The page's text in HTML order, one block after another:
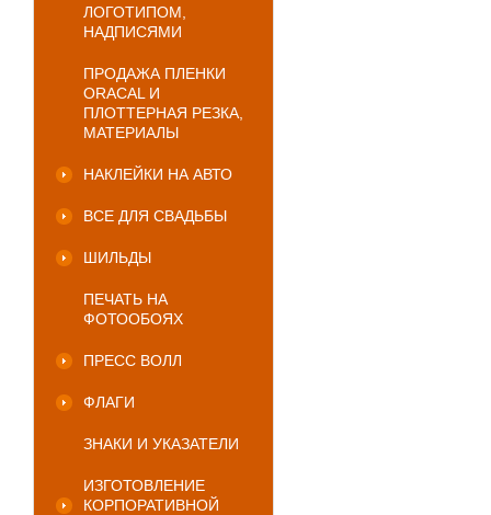
ЛОГОТИПОМ,
НАДПИСЯМИ
ПРОДАЖА ПЛЕНКИ
ORACAL И
ПЛОТТЕРНАЯ РЕЗКА,
МАТЕРИАЛЫ
НАКЛЕЙКИ НА АВТО
ВСЕ ДЛЯ СВАДЬБЫ
ШИЛЬДЫ
ПЕЧАТЬ НА
ФОТООБОЯХ
ПРЕСС ВОЛЛ
ФЛАГИ
ЗНАКИ И УКАЗАТЕЛИ
ИЗГОТОВЛЕНИЕ
КОРПОРАТИВНОЙ